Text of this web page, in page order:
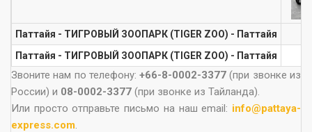
Паттайя - ТИГРОВЫЙ ЗООПАРК (TIGER ZOO) - Паттайя
Паттайя - ТИГРОВЫЙ ЗООПАРК (TIGER ZOO) - Паттайя
Звоните нам по телефону:+66-8-0002-3377 (при звонке из
России) и 08-0002-3377 (при звонке из Тайланда).
Или просто отправьте письмо на наш email: info@pattaya-
express.com.